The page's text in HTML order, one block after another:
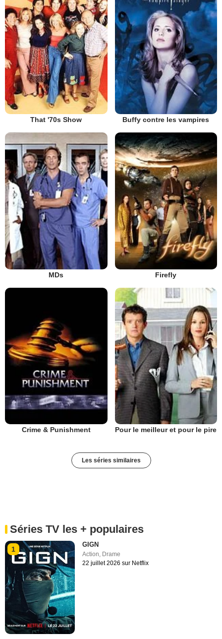
That '70s Show Buffy contre les vampires
MDs Firefly
Crime & Punishment Pour le meilleur et pour le pire
Les séries similaires
Séries TV les + populaires
1
GIGN
Action, Drame
22 juillet 2026 sur Netflix